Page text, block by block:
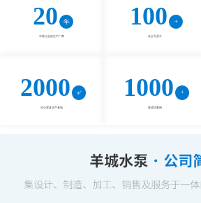
20
水泵行业的生产厂商
100
名公司员工
2000
办公室及生产基地
1000
家成功案例